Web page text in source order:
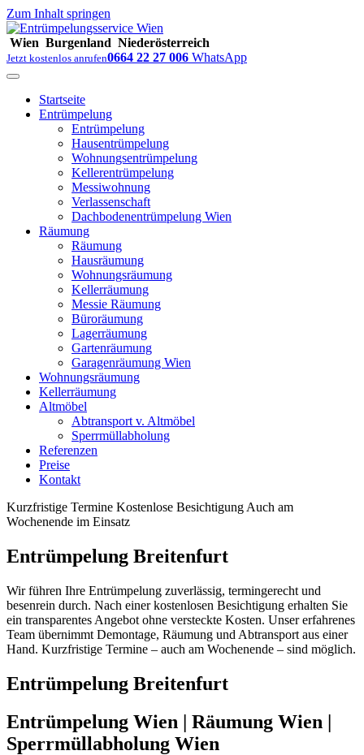
Zum Inhalt springen
Wien Burgenland Niederösterreich
Jetzt kostenlos anrufen0664 22 27 006 WhatsApp
Startseite
Entrümpelung
Entrümpelung
Hausentrümpelung
Wohnungsentrümpelung
Kellerentrümpelung
Messiwohnung
Verlassenschaft
Dachbodenentrümpelung Wien
Räumung
Räumung
Hausräumung
Wohnungsräumung
Kellerräumung
Messie Räumung
Büroräumung
Lagerräumung
Gartenräumung
Garagenräumung Wien
Wohnungsräumung
Kellerräumung
Altmöbel
Abtransport v. Altmöbel
Sperrmüllabholung
Referenzen
Preise
Kontakt
Kurzfristige Termine Kostenlose Besichtigung Auch am
Wochenende im Einsatz
Entrümpelung Breitenfurt
Wir führen Ihre Entrümpelung zuverlässig, termingerecht und
besenrein durch. Nach einer kostenlosen Besichtigung erhalten Sie
ein transparentes Angebot ohne versteckte Kosten. Unser erfahrenes
Team übernimmt Demontage, Räumung und Abtransport aus einer
Hand. Kurzfristige Termine – auch am Wochenende – sind möglich.
Entrümpelung Breitenfurt
Entrümpelung Wien | Räumung Wien |
Sperrmüllabholung Wien